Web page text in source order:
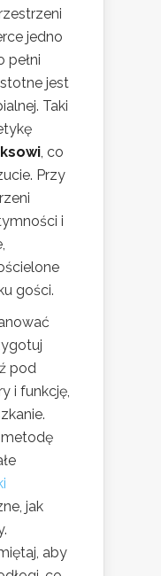
jedno
pełni
jest
Taki
, co
Przy
i
gości.
pod
i funkcję,
jak
aby